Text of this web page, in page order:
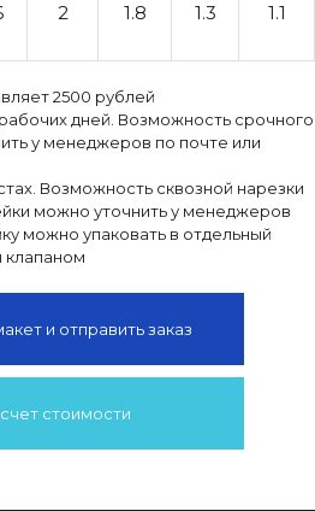
2 1.8 1.3 1.1
2500 рублей
дней. Возможность срочного
у менеджеров по почте или
Возможность сквозной нарезки
можно уточнить у менеджеров
можно упаковать в отдельный
клапаном
и отправить заказ
стоимости